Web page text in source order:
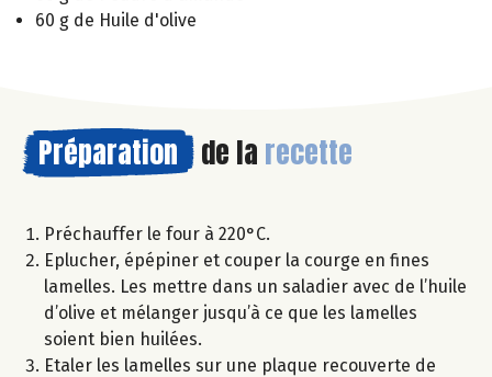
60 g de Huile d'olive
Préparation de la recette
Préchauffer le four à 220°C.
Eplucher, épépiner et couper la courge en fines
lamelles. Les mettre dans un saladier avec de l’huile
d’olive et mélanger jusqu’à ce que les lamelles
soient bien huilées.
Etaler les lamelles sur une plaque recouverte de